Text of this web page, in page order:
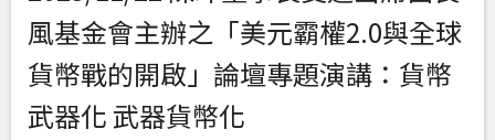
風基金會主辦之「美元霸權2.0與全球
貨幣戰的開啟」論壇專題演講：貨幣
武器化 武器貨幣化